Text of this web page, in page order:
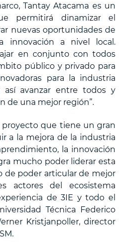
Tantay Atacama es un
permitirá dinamizar el
nuevas oportunidades de
innovación a nivel local.
en conjunto con todos
público y privado para
para la industria
avanzar entre todos y
de una mejor región”.
proyecto que tiene un gran
a la mejora de la industria
la innovación
mucho poder liderar esta
de poder articular de mejor
actores del ecosistema
de 3IE y todo el
Técnica Federico
Kristjanpoller, director